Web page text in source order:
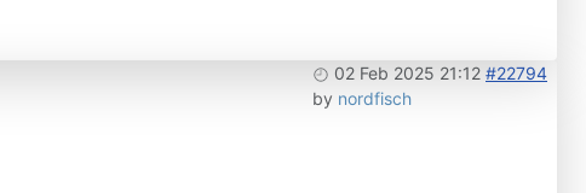
02 Feb 2025 21:12 #22794
by nordfisch